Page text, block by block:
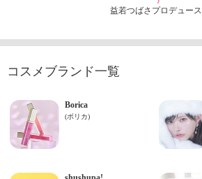
益若つばさプロデュース
コスメブランド一覧